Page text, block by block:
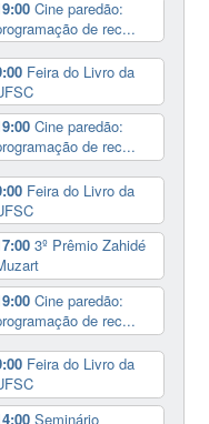
Cine paredão:
de rec...
Feira do Livro da
Cine paredão:
de rec...
Feira do Livro da
3º Prêmio Zahidé
Cine paredão:
de rec...
Feira do Livro da
Seminário